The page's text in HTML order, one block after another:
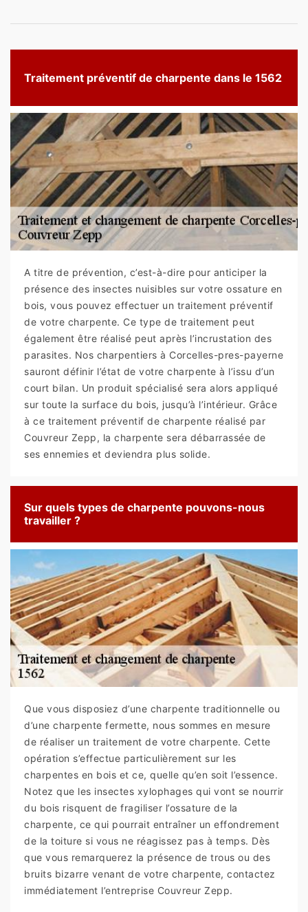
Traitement préventif de charpente dans le 1562
A titre de prévention, c’est-à-dire pour anticiper la
présence des insectes nuisibles sur votre ossature en
bois, vous pouvez effectuer un traitement préventif
de votre charpente. Ce type de traitement peut
également être réalisé peut après l’incrustation des
parasites. Nos charpentiers à Corcelles-pres-payerne
sauront définir l’état de votre charpente à l’issu d’un
court bilan. Un produit spécialisé sera alors appliqué
sur toute la surface du bois, jusqu’à l’intérieur. Grâce
à ce traitement préventif de charpente réalisé par
Couvreur Zepp, la charpente sera débarrassée de
ses ennemies et deviendra plus solide.
Sur quels types de charpente pouvons-nous
travailler ?
Que vous disposiez d’une charpente traditionnelle ou
d’une charpente fermette, nous sommes en mesure
de réaliser un traitement de votre charpente. Cette
opération s’effectue particulièrement sur les
charpentes en bois et ce, quelle qu’en soit l’essence.
Notez que les insectes xylophages qui vont se nourrir
du bois risquent de fragiliser l’ossature de la
charpente, ce qui pourrait entraîner un effondrement
de la toiture si vous ne réagissez pas à temps. Dès
que vous remarquerez la présence de trous ou des
bruits bizarre venant de votre charpente, contactez
immédiatement l’entreprise Couvreur Zepp.